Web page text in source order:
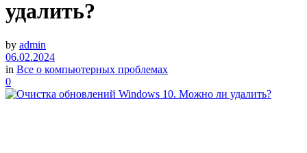
удалить?
by admin
06.02.2024
in Все о компьютерных проблемах
0